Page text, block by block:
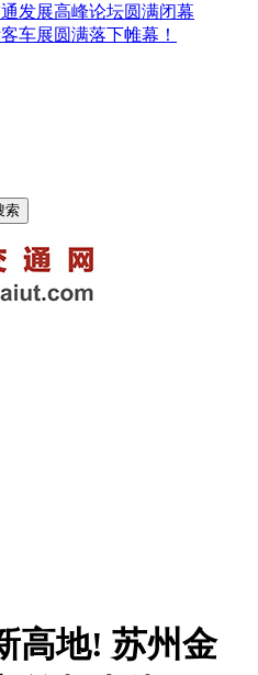
发展高峰论坛圆满闭幕
车展圆满落下帷幕！
高地! 苏州金